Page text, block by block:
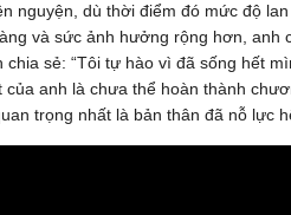
nguyện, dù thời điểm đó mức độ
và sức ảnh hưởng rộng hơn, anh
sẻ: “Tôi tự hào vì đã sống hết
anh là chưa thể hoàn thành
trọng nhất là bản thân đã nỗ lực